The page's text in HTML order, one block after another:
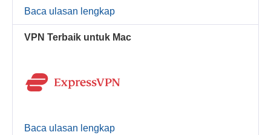
Baca ulasan lengkap
VPN Terbaik untuk Mac
Baca ulasan lengkap